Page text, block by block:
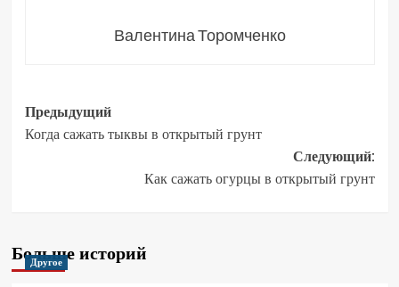
Валентина Торомченко
Навигация
записи
Предыдущий
Когда сажать тыквы в открытый грунт
Следующий:
Как сажать огурцы в открытый грунт
Больше историй
Другое